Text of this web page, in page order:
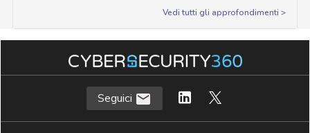
Vedi tutti gli approfondimenti >
Seguici